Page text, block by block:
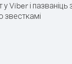
Viber і пазваніць
звесткамі